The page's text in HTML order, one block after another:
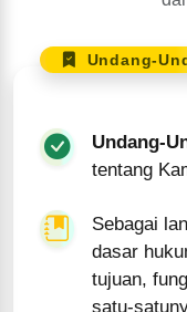
Undang-
Undang-
tentang
Sebagai
dasar
tujuan,
satu-